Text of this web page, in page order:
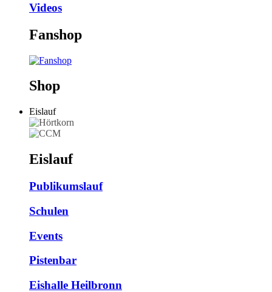
Videos
Fanshop
Shop
Eislauf
Eislauf
Publikumslauf
Schulen
Events
Pistenbar
Eishalle Heilbronn